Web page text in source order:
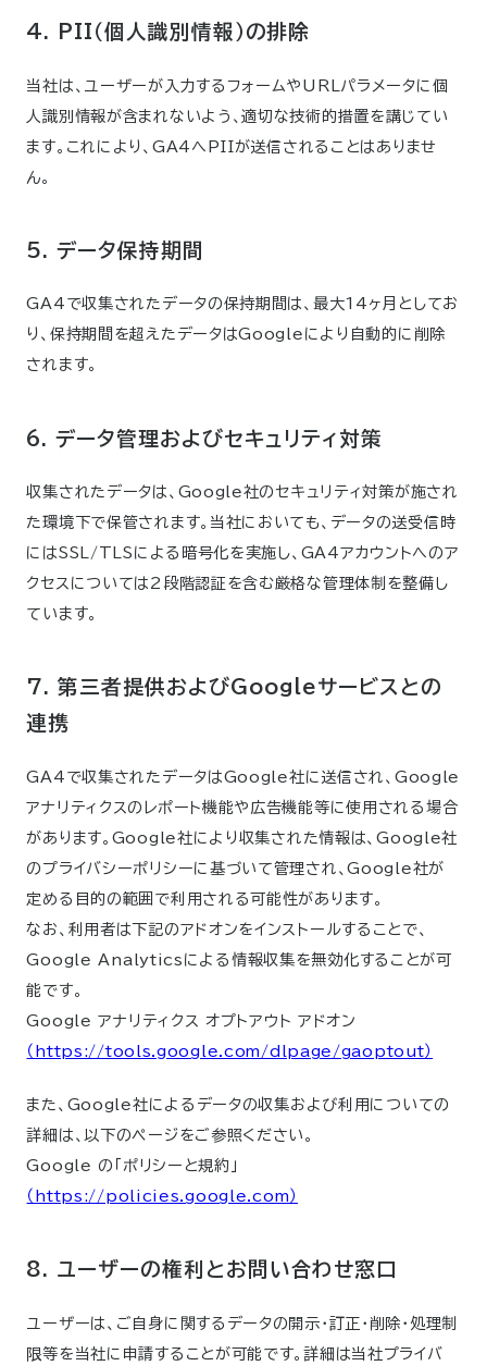
4. PII（個人識別情報）の排除
当社は、ユーザーが入力するフォームやURLパラメータに個
人識別情報が含まれないよう、適切な技術的措置を講じてい
ます。これにより、GA4へPIIが送信されることはありませ
ん。
5. データ保持期間
GA4で収集されたデータの保持期間は、最大14ヶ月としてお
り、保持期間を超えたデータはGoogleにより自動的に削除
されます。
6. データ管理およびセキュリティ対策
収集されたデータは、Google社のセキュリティ対策が施され
た環境下で保管されます。当社においても、データの送受信時
にはSSL/TLSによる暗号化を実施し、GA4アカウントへのア
クセスについては2段階認証を含む厳格な管理体制を整備し
ています。
7. 第三者提供およびGoogleサービスとの
連携
GA4で収集されたデータはGoogle社に送信され、Google
アナリティクスのレポート機能や広告機能等に使用される場合
があります。Google社により収集された情報は、Google社
のプライバシーポリシーに基づいて管理され、Google社が
定める目的の範囲で利用される可能性があります。
なお、利用者は下記のアドオンをインストールすることで、
Google Analyticsによる情報収集を無効化することが可
能です。
Google アナリティクス オプトアウト アドオン
（https://tools.google.com/dlpage/gaoptout）
また、Google社によるデータの収集および利用についての
詳細は、以下のページをご参照ください。
Google の「ポリシーと規約」
（https://policies.google.com）
8. ユーザーの権利とお問い合わせ窓口
ユーザーは、ご自身に関するデータの開示・訂正・削除・処理制
限等を当社に申請することが可能です。詳細は当社プライバ